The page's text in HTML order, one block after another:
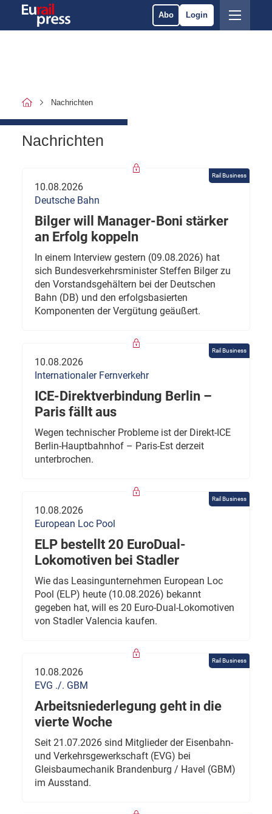
Abo Login
Nachrichten
Nachrichten
Rail Business
10.08.2026
Deutsche Bahn
Bilger will Manager-Boni stärker
an Erfolg koppeln
In einem Interview gestern (09.08.2026) hat
sich Bundesverkehrsminister Steffen Bilger zu
den Vorstandsgehältern bei der Deutschen
Bahn (DB) und den erfolgsbasierten
Komponenten der Vergütung geäußert.
Rail Business
10.08.2026
Internationaler Fernverkehr
ICE-Direktverbindung Berlin –
Paris fällt aus
Wegen technischer Probleme ist der Direkt-ICE
Berlin-Hauptbahnhof – Paris-Est derzeit
unterbrochen.
Rail Business
10.08.2026
European Loc Pool
ELP bestellt 20 EuroDual-
Lokomotiven bei Stadler
Wie das Leasingunternehmen European Loc
Pool (ELP) heute (10.08.2026) bekannt
gegeben hat, will es 20 Euro-Dual-Lokomotiven
von Stadler Valencia kaufen.
Rail Business
10.08.2026
EVG ./. GBM
Arbeitsniederlegung geht in die
vierte Woche
Seit 21.07.2026 sind Mitglieder der Eisenbahn-
und Verkehrsgewerkschaft (EVG) bei
Gleisbaumechanik Brandenburg / Havel (GBM)
im Ausstand.